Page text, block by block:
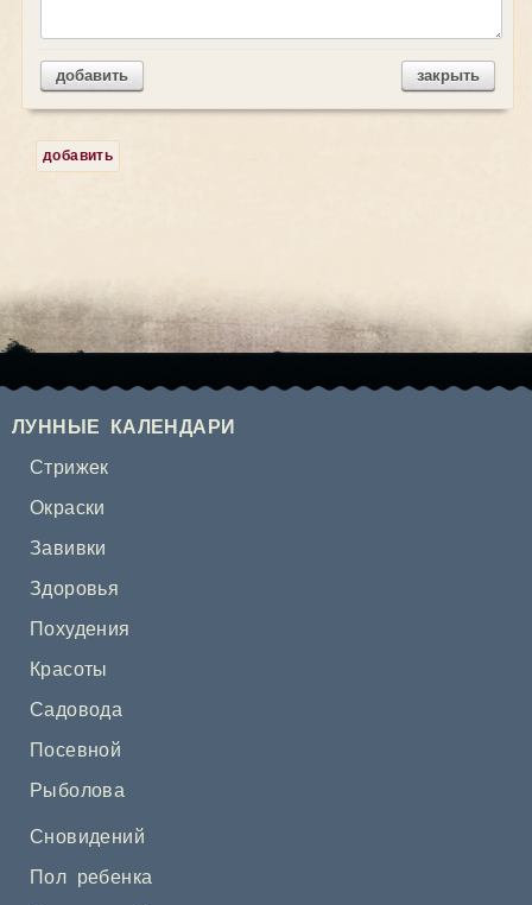
добавить закрыть
добавить
ЛУННЫЕ КАЛЕНДАРИ
Стрижек
Окраски
Завивки
Здоровья
Похудения
Красоты
Садовода
Посевной
Рыболова
Сновидений
Пол ребенка